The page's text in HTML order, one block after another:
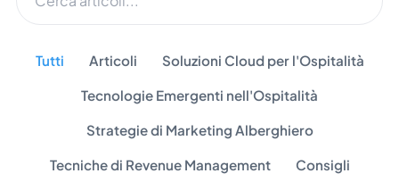
Tutti Articoli Soluzioni Cloud per l'Ospitalità
Tecnologie Emergenti nell'Ospitalità
Strategie di Marketing Alberghiero
Tecniche di Revenue Management Consigli